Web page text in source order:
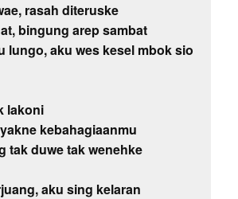
rasah diteruske
bingung arep sambat
lungo, aku wes kesel mbok sio
lakoni
kebahagiaanmu
tak duwe tak wenehke
aku sing kelaran